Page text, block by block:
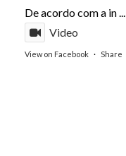
De acordo com a in...
Video
View on Facebook · Share